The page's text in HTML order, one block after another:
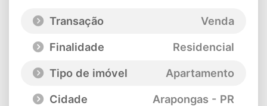
Transação
Venda
Finalidade
Residencial
Tipo de imóvel
Apartamento
Cidade
Arapongas - PR